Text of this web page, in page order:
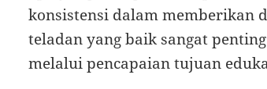
konsistensi dalam memberikan
teladan yang baik sangat
melalui pencapaian tujuan